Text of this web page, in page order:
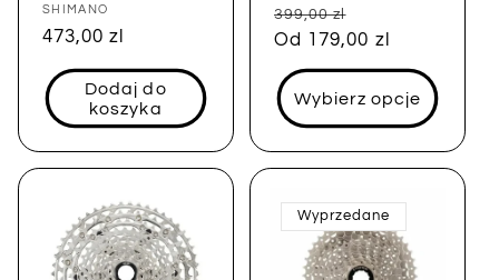
Dostawca:
SHIMANO
Cena
regularna
473,00 zl
Dodaj do
koszyka
Cena
regularna
399,00 zl
sprzedaży
Od 179,00 zl
Wybierz opcje
Wyprzedane